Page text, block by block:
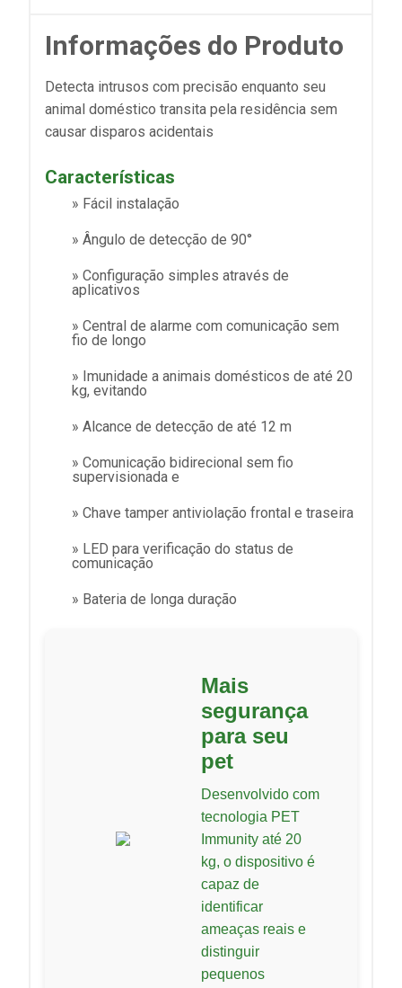
Informações do Produto
Detecta intrusos com precisão enquanto seu
animal doméstico transita pela residência sem
causar disparos acidentais
Características
» Fácil instalação
» Ângulo de detecção de 90°
» Configuração simples através de
aplicativos
» Central de alarme com comunicação sem
fio de longo
» Imunidade a animais domésticos de até 20
kg, evitando
» Alcance de detecção de até 12 m
» Comunicação bidirecional sem fio
supervisionada e
» Chave tamper antiviolação frontal e traseira
» LED para verificação do status de
comunicação
» Bateria de longa duração
Mais
segurança
para seu
pet
Desenvolvido com
tecnologia PET
Immunity até 20
kg, o dispositivo é
capaz de
identificar
ameaças reais e
distinguir
pequenos